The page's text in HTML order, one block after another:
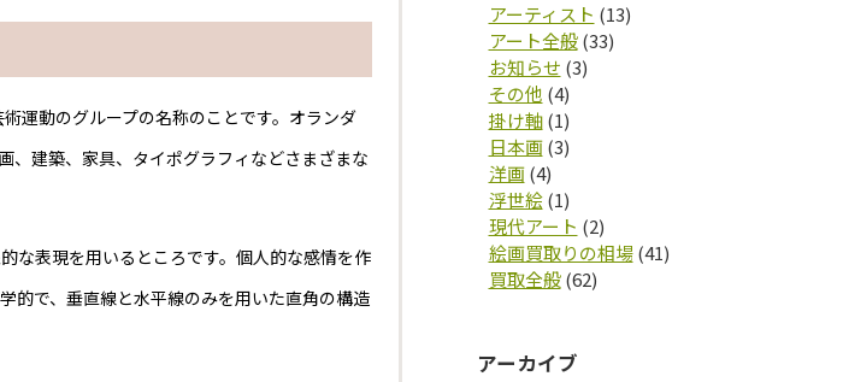
運動のグループの名称のことです。オランダ
、建築、家具、タイポグラフィなどさまざまな
な表現を用いるところです。個人的な感情を作
的で、垂直線と水平線のみを用いた直角の構造
アーティスト (13)
アート全般(33)
お知らせ (3)
その他 (4)
掛け軸(1)
日本画(3)
洋画(4)
浮世絵(1)
現代アート (2)
絵画買取りの相場(41)
買取全般(62)
アーカイブ